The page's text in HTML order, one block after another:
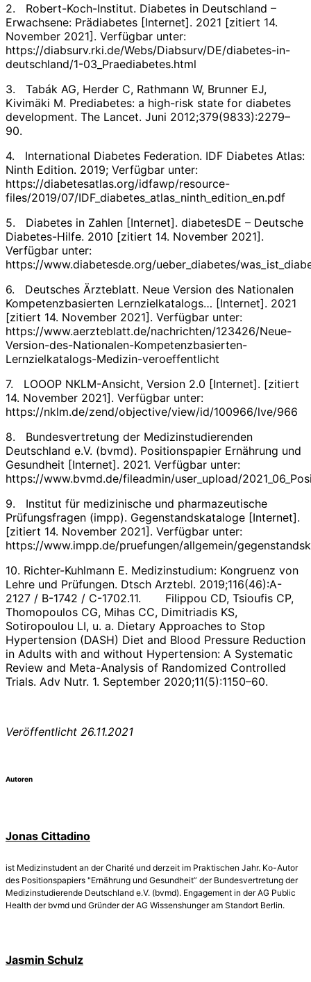
2. Robert-Koch-Institut. Diabetes in Deutschland –
Erwachsene: Prädiabetes [Internet]. 2021 [zitiert 14.
November 2021]. Verfügbar unter:
https://diabsurv.rki.de/Webs/Diabsurv/DE/diabetes-in-
deutschland/1-03_Praediabetes.html
3. Tabák AG, Herder C, Rathmann W, Brunner EJ,
Kivimäki M. Prediabetes: a high-risk state for diabetes
development. The Lancet. Juni 2012;379(9833):2279–
90.
4. International Diabetes Federation. IDF Diabetes Atlas:
Ninth Edition. 2019; Verfügbar unter:
https://diabetesatlas.org/idfawp/resource-
files/2019/07/IDF_diabetes_atlas_ninth_edition_en.pdf
5. Diabetes in Zahlen [Internet]. diabetesDE – Deutsche
Diabetes-Hilfe. 2010 [zitiert 14. November 2021].
Verfügbar unter:
https://www.diabetesde.org/ueber_diabetes/
6. Deutsches Ärzteblatt. Neue Version des Nationalen
Kompetenzbasierten Lernzielkatalogs… [Internet]. 2021
[zitiert 14. November 2021]. Verfügbar unter:
https://www.aerzteblatt.de/nachrichten/123426/Neue-
Version-des-Nationalen-Kompetenzbasierten-
Lernzielkatalogs-Medizin-veroeffentlicht
7. LOOOP NKLM-Ansicht, Version 2.0 [Internet]. [zitiert
14. November 2021]. Verfügbar unter:
https://nklm.de/zend/objective/view/id/100966/lve/966
8. Bundesvertretung der Medizinstudierenden
Deutschland e.V. (bvmd). Positionspapier Ernährung und
Gesundheit [Internet]. 2021. Verfügbar unter:
https://www.bvmd.de/fileadmin/user_upload/
9. Institut für medizinische und pharmazeutische
Prüfungsfragen (impp). Gegenstandskataloge [Internet].
[zitiert 14. November 2021]. Verfügbar unter:
https://www.impp.de/pruefungen/allgemein/
10. Richter-Kuhlmann E. Medizinstudium: Kongruenz von
Lehre und Prüfungen. Dtsch Arztebl. 2019;116(46):A-
2127 / B-1742 / C-1702.11. Filippou CD, Tsioufis CP,
Thomopoulos CG, Mihas CC, Dimitriadis KS,
Sotiropoulou LI, u. a. Dietary Approaches to Stop
Hypertension (DASH) Diet and Blood Pressure Reduction
in Adults with and without Hypertension: A Systematic
Review and Meta-Analysis of Randomized Controlled
Trials. Adv Nutr. 1. September 2020;11(5):1150–60.
Veröffentlicht 26.11.2021
Autoren
Jonas Cittadino
ist Medizinstudent an der Charité und derzeit im Praktischen Jahr. Ko-Autor
des Positionspapiers "Ernährung und Gesundheit” der Bundesvertretung der
Medizinstudierende Deutschland e.V. (bvmd). Engagement in der AG Public
Health der bvmd und Gründer der AG Wissenshunger am Standort Berlin.
Jasmin Schulz